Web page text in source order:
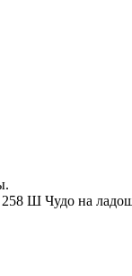
258 Ш Чудо на